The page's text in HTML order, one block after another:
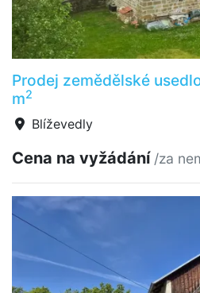
Prodej zemědělské
m2
Blíževedly
Cena na vyžádání /za